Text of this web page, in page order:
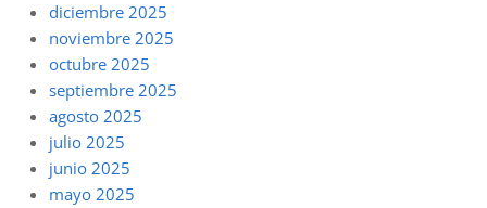
diciembre 2025
noviembre 2025
octubre 2025
septiembre 2025
agosto 2025
julio 2025
junio 2025
mayo 2025